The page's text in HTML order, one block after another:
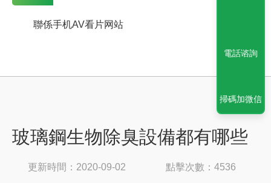
聯係手机AV看片网站
玻璃鋼生物除臭設備都有哪些
更新時間：2020-09-02 點擊次數：4536
電話谘詢
掃碼加微信